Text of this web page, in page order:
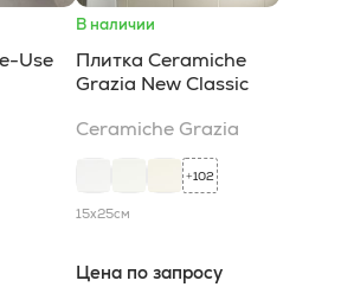
Use
В наличии
Плитка Ceramiche
Grazia New Classic
Ceramiche Grazia
+102
15x25см
Цена по запросу